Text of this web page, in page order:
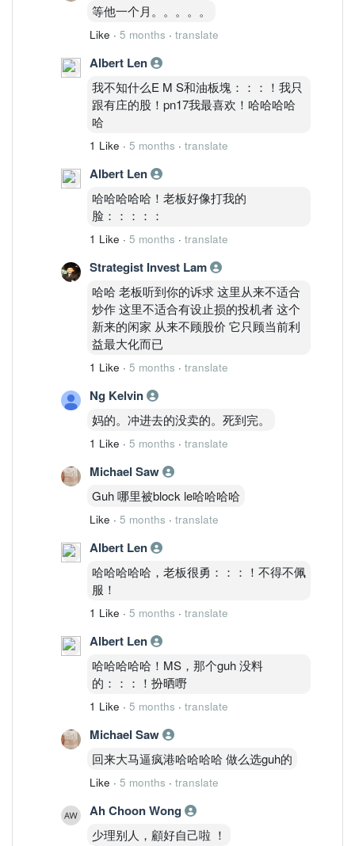
等他一个月。。。。。
Like · 5 months · translate
Albert Len
我不知什么E M S和油板塊：：：！我只
跟有庄的股！pn17我最喜欢！哈哈哈哈
哈
1 Like · 5 months · translate
Albert Len
哈哈哈哈哈！老板好像打我的
脸：：：：：
1 Like · 5 months · translate
Strategist Invest Lam
哈哈 老板听到你的诉求 这里从来不适合
炒作 这里不适合有设止损的投机者 这个
新来的闲家 从来不顾股价 它只顾当前利
益最大化而已
1 Like · 5 months · translate
Ng Kelvin
妈的。冲进去的没卖的。死到完。
1 Like · 5 months · translate
Michael Saw
Guh 哪里被block le哈哈哈哈
Like · 5 months · translate
Albert Len
哈哈哈哈哈，老板很勇：：：！不得不佩
服！
1 Like · 5 months · translate
Albert Len
哈哈哈哈哈！MS，那个guh 没料
的：：：！扮晒嘢
1 Like · 5 months · translate
Michael Saw
回来大马逼疯港哈哈哈哈 做么选guh的
Like · 5 months · translate
Ah Choon Wong
少理别人，顧好自己啦 ！